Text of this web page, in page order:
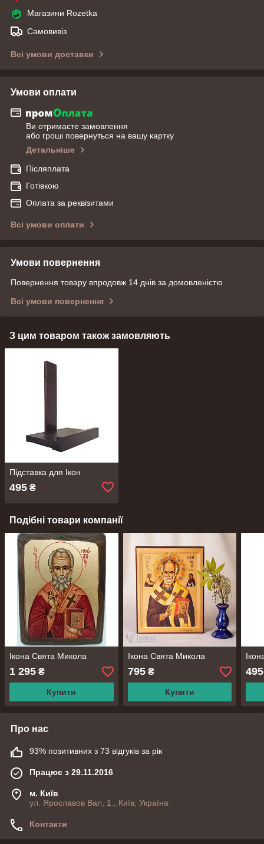
Магазини Rozetka
Самовивіз
Всі умови доставки
Умови оплати
Ви отримаєте замовлення
або гроші повернуться на вашу картку
Детальніше
Післяплата
Готівкою
Оплата за реквізитами
Всі умови оплати
Умови повернення
Повернення товару впродовж 14 днів за домовленістю
Всі умови повернення
З цим товаром також замовляють
Підставка для Ікон
495 ₴
Подібні товари компанії
Ікона Свята Микола
1 295 ₴
Купити
Ікона Свята Микола
795₴
Купити
495
Про нас
93% позитивних з 73 відгуків за рік
Працює з 29.11.2016
м. Київ
ул. Ярославов Вал, 1., Київ, Україна
Контакти